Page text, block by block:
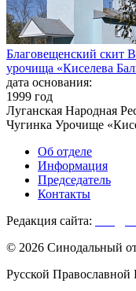
Благовещенский скит
урочища «Киселева
дата основания:
1999 год
Луганская Народная
Чугинка Урочище
Об отделе
Информация
Председатель
Контакты
Редакция сайта:
© 2026 Синодальный
Русской Православной